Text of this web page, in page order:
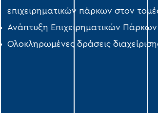
επιχειρηματικών πάρκων στον
Ανάπτυξη Επιχειρηματικών Πάρκων
Ολοκληρωμένες δράσεις